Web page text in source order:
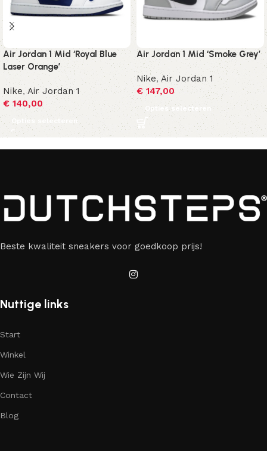
Air Jordan 1 Mid ‘Royal Blue
Laser Orange’
Nike, Air Jordan 1
€ 140,00
Opties selecteren
Air Jordan 1 Mid ‘Smoke Grey’
Nike,Air Jordan 1
€147,00
Opties selecteren
Beste kwaliteit sneakers voor goedkoop prijs!
Nuttige links
Start
Winkel
Wie Zijn Wij
Contact
Blog